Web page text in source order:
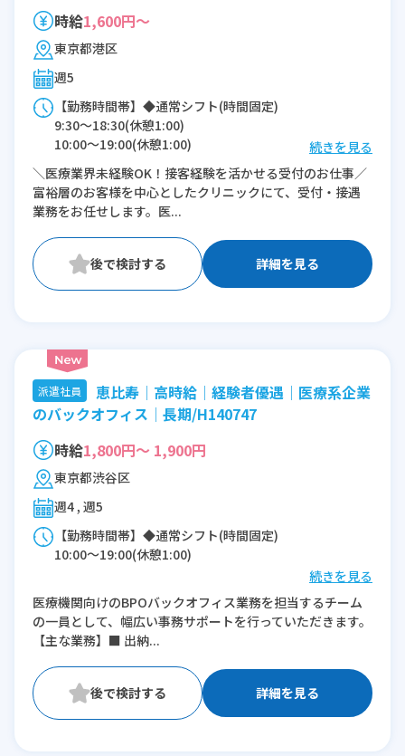
時給1,600円～
東京都港区
週5
【勤務時間帯】◆通常シフト(時間固定)
9:30〜18:30(休憩1:00)
10:00〜19:00(休憩1:00)
※残業：10〜15時間程度/月
続きを見る
＼医療業界未経験OK！接客経験を活かせる受付のお仕事／
富裕層のお客様を中心としたクリニックにて、受付・接遇
業務をお任せします。医...
詳細を見る
派遣社員
恵比寿│高時給│経験者優遇│医療系企業
のバックオフィス│長期/H140747
時給1,800円～ 1,900円
東京都渋谷区
週4 , 週5
【勤務時間帯】◆通常シフト(時間固定)
10:00〜19:00(休憩1:00)
※残業：10〜15時間程度/月
※時短：9時出勤や18時あがりなど多少の前
後はご相談可能
続きを見る
医療機関向けのBPOバックオフィス業務を担当するチーム
の一員として、幅広い事務サポートを行っていただきます。
【主な業務】■ 出納...
詳細を見る